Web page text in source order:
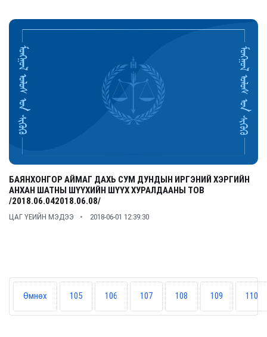
БАЯНХОНГОР АЙМАГ ДАХЬ СУМ ДУНДЫН ИРГЭНИЙ ХЭРГИЙН
АНХАН ШАТНЫ ШҮҮХИЙН ШҮҮХ ХУРАЛДААНЫ ТОВ
/2018.06.042018.06.08/
ЦАГ ҮЕИЙН МЭДЭЭ 2018-06-01 12:39:30
Өмнөх 105 106 107 108 109 110